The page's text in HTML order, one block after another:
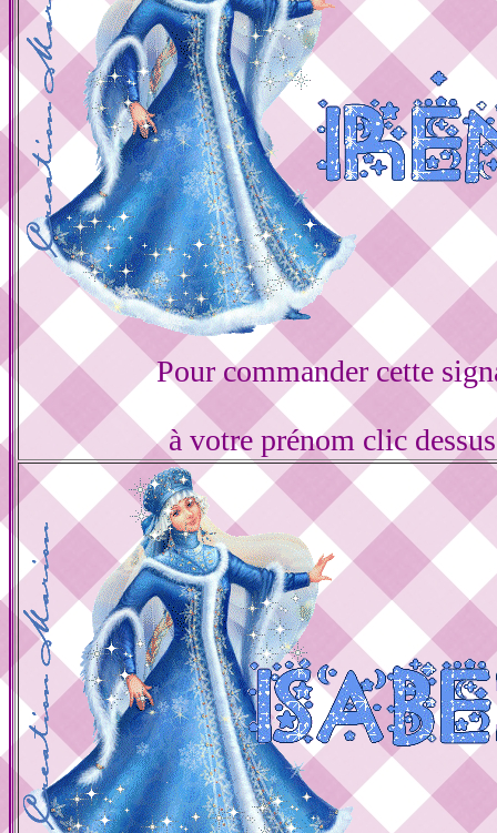
Pour commander cette
à votre prénom clic